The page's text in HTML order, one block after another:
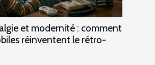
et modernité : comment
réinventent le rétro-